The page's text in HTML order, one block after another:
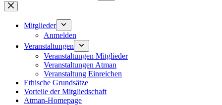
Keine
Ergebnisse
Mitglieder
Anmelden
Veranstaltungen
Veranstaltungen Mitglieder
Veranstaltungen Atman
Veranstaltung Einreichen
Ethische Grundsätze
Vorteile der Mitgliedschaft
Atman-Homepage